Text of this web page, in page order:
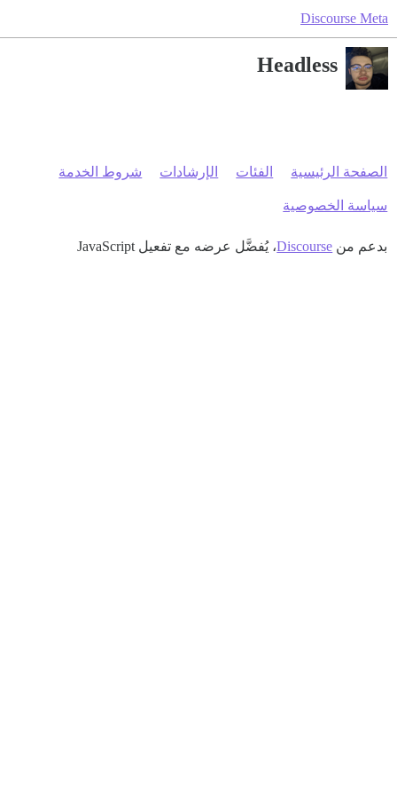
Discourse Meta
Headless
الصفحة الرئيسية الفئات الإرشادات شروط الخدمة
سياسة الخصوصية
بدعم من Discourse، يُفضَّل عرضه مع تفعيل JavaScript